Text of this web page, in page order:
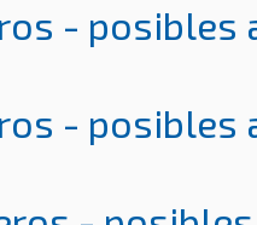
- posibles
- posibles